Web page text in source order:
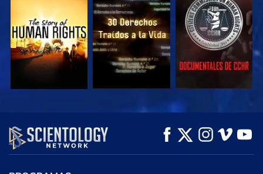
VE VE VE
VE
EXPLORA LAS
SERIES